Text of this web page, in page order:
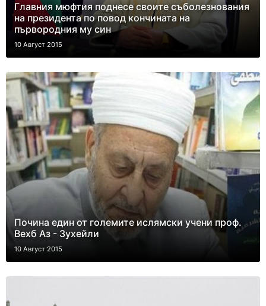
Главния мюфтия поднесе своите съболезнования
на президента по повод кончината на
първородния му син
10 Август 2015
Почина един от големите ислямски учени проф.
Вехб Аз - Зухейли
10 Август 2015